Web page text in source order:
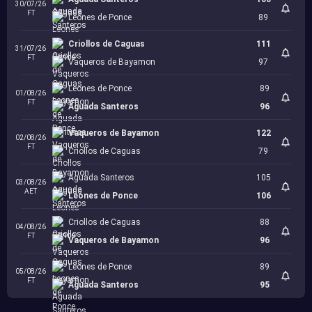
30/07/26
FT
Leones de Ponce
89
31/07/26
FT
Criollos de Caguas
Vaqueros de Bayamon
111
97
01/08/26
FT
Leones de Ponce
Aguada Santeros
89
96
02/08/26
FT
Vaqueros de Bayamon
Criollos de Caguas
122
79
03/08/26
AET
Aguada Santeros
Leones de Ponce
105
106
04/08/26
FT
Criollos de Caguas
Vaqueros de Bayamon
88
96
05/08/26
FT
Leones de Ponce
Aguada Santeros
89
95